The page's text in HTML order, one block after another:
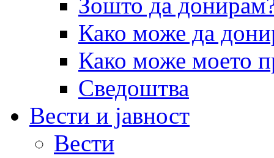
Како може да
Како може моето
Сведоштва
Вести и јавност
Вести